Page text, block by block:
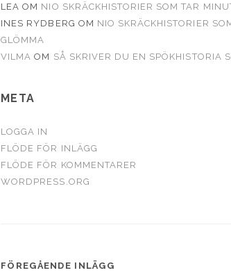
LEA OM NIO SKRÄCKHISTORIER SOM TAR
INES RYDBERG OM NIO SKRÄCKHISTORIER
GLÖMMA
VILMA OM SÅ SKRIVER DU EN SPÖKHISTORIA
META
LOGGA IN
FLÖDE FÖR INLÄGG
FLÖDE FÖR KOMMENTARER
WORDPRESS.ORG
FÖREGÅENDE INLÄGG